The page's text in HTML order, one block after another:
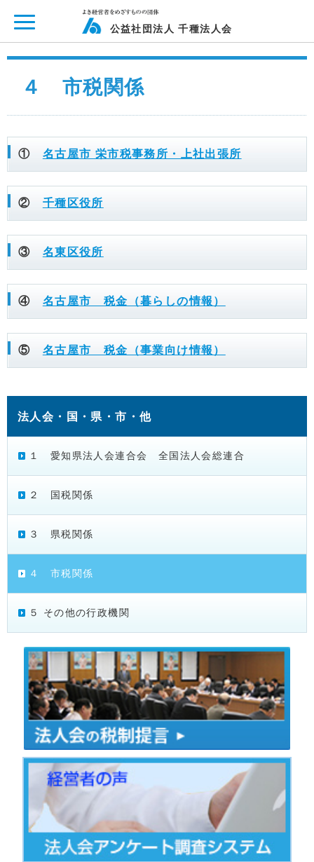
公益社団法人 千種法人会
４ 市税関係
① 名古屋市 栄市税事務所・上社出張所
② 千種区役所
③ 名東区役所
④ 名古屋市 税金（暮らしの情報）
⑤ 名古屋市 税金（事業向け情報）
法人会・国・県・市・他
１ 愛知県法人会連合会 全国法人会総連合
２ 国税関係
３ 県税関係
４ 市税関係
５ その他の行政機関